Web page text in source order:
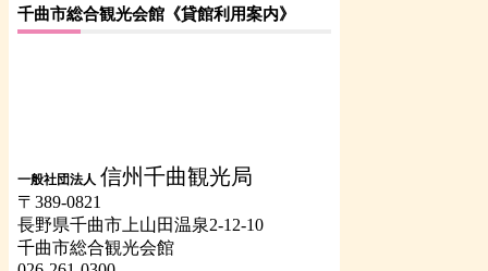
千曲市総合観光会館《貸館利用案内》
一般社団法人 信州千曲観光局
〒389-0821
長野県千曲市上山田温泉2-12-10
千曲市総合観光会館